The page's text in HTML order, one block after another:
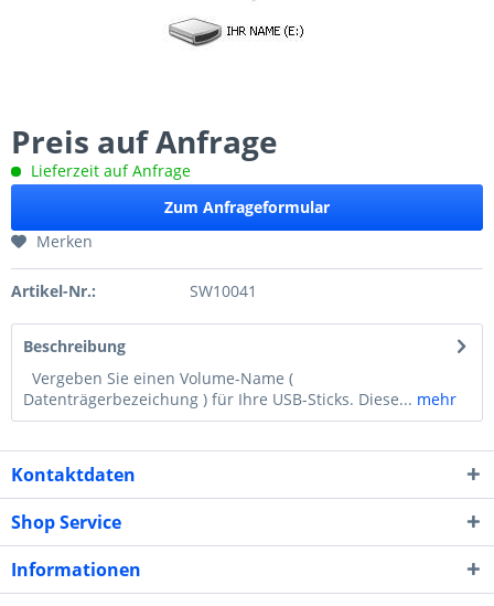
Preis auf Anfrage
Lieferzeit auf Anfrage
Zum Anfrageformular
Merken
Artikel-Nr.: SW10041
Beschreibung
Vergeben Sie einen Volume-Name (
Datenträgerbezeichung ) für Ihre USB-Sticks. Diese... mehr
Kontaktdaten
Shop Service
Informationen